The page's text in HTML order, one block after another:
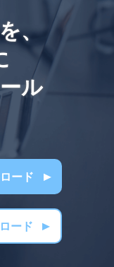
、
ル
ード
ード